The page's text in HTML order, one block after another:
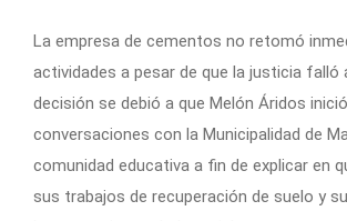
La empresa de cementos no retomó
actividades a pesar de que la justicia falló
decisión se debió a que Melón Áridos inició
conversaciones con la Municipalidad de
comunidad educativa a fin de explicar en
sus trabajos de recuperación de suelo y